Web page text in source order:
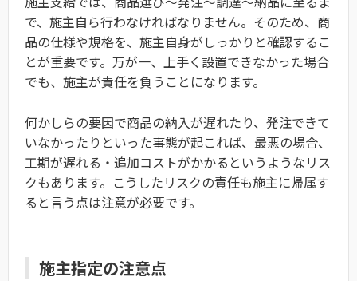
で、施主自ら行わなければなりません。そのため、商
品の仕様や規格を、施主自身がしっかりと確認するこ
とが重要です。万が一、上手く設置できなかった場合
でも、施主が責任を負うことになります。
何かしらの要因で商品の納入が遅れたり、発注できて
いなかったりといった事態が起これば、最悪の場合、
工期が遅れる・追加コストがかかるというようなリス
クもあります。こうしたリスクの責任も施主に帰属す
ると言う点は注意が必要です。
施主指定の注意点